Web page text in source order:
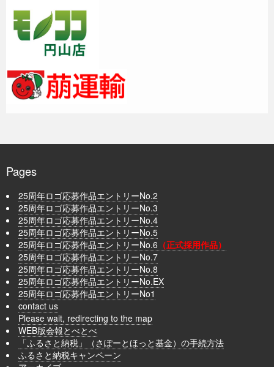
Pages
25周年ロゴ応募作品エントリーNo.2
25周年ロゴ応募作品エントリーNo.3
25周年ロゴ応募作品エントリーNo.4
25周年ロゴ応募作品エントリーNo.5
25周年ロゴ応募作品エントリーNo.6 （正式採用作品）
25周年ロゴ応募作品エントリーNo.7
25周年ロゴ応募作品エントリーNo.8
25周年ロゴ応募作品エントリーNo.EX
25周年ロゴ応募作品エントリーNo1
contact us
Please wait, redirecting to the map
WEB版会報とべとべ
「ふるさと納税」（さぽーとほっと基金）の手続方法
ふるさと納税キャンペーン